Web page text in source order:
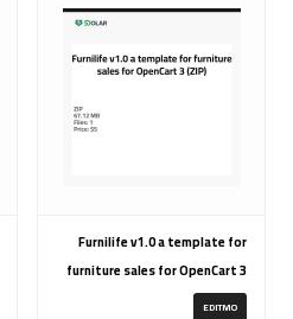
Furnilife v1.0 a template for
furniture sales for OpenCart 3
(ZIP)
EDITMO